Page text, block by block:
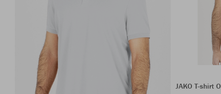
JAKO T-shirt